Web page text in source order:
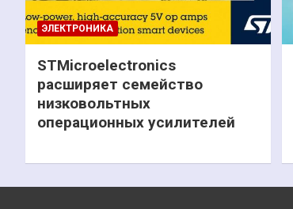
ЭЛЕКТРОНИКА
STMicroelectronics
расширяет семейство
низковольтных
операционных усилителей